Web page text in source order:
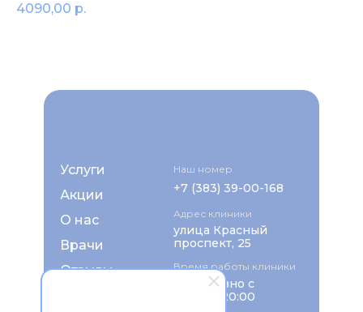
4090,00 р.
Услуги
Акции
Врачи
О нас
+7 (383) 39-00-168
Отзывы
Наш номер
ежедневно с
8:00 до 20:00
Время работы клиники
Адрес клиники
улица Красный
проспект, 25